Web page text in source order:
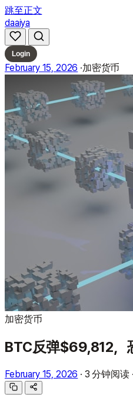
跳至正文
daaiya
Login
February 15, 2026 ·加密货币
加密货币
BTC反弹$69,812，
February 15, 2026 · 3 分钟阅读 ·